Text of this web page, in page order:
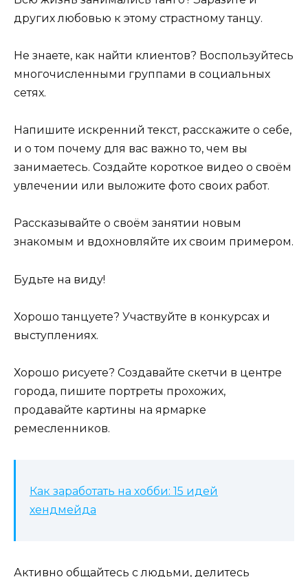
других любовью к этому страстному танцу.
Не знаете, как найти клиентов? Воспользуйтесь
многочисленными группами в социальных
сетях.
Напишите искренний текст, расскажите о себе,
и о том почему для вас важно то, чем вы
занимаетесь. Создайте короткое видео о своём
увлечении или выложите фото своих работ.
Рассказывайте о своём занятии новым
знакомым и вдохновляйте их своим примером.
Будьте на виду!
Хорошо танцуете? Участвуйте в конкурсах и
выступлениях.
Хорошо рисуете? Создавайте скетчи в центре
города, пишите портреты прохожих,
продавайте картины на ярмарке
ремесленников.
Как заработать на хобби: 15 идей
хендмейда
Активно общайтесь с людьми, делитесь